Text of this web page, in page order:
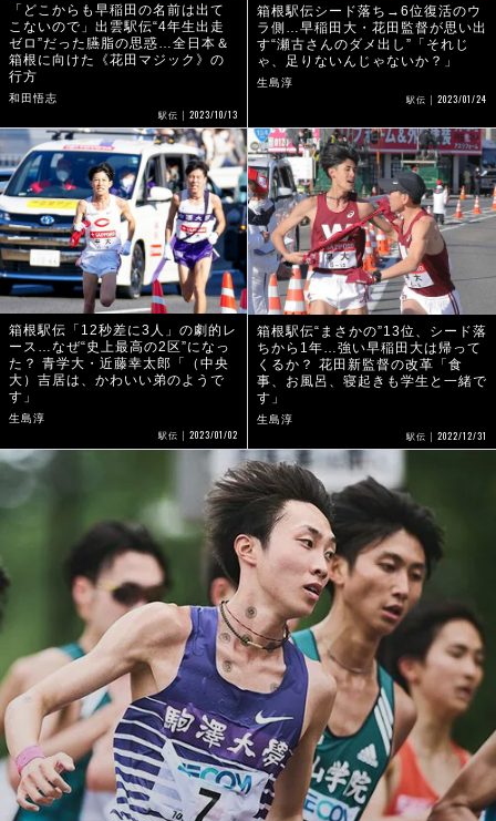
「どこからも早稲田の名前は出て
こないので」出雲駅伝“4年生出走
ゼロ”だった臙脂の思惑…全日本＆
箱根に向けた《花田マジック》の
行方
和田悟志
駅伝 2023/10/13
箱根駅伝シード落ち→6位復活のウ
ラ側…早稲田大・花田監督が思い出
す“瀬古さんのダメ出し”「それじ
ゃ、足りないんじゃないか？」
生島淳
駅伝 2023/01/24
箱根駅伝「12秒差に3人」の劇的レ
ース…なぜ“史上最高の2区”になっ
た？ 青学大・近藤幸太郎「（中央
大）吉居は、かわいい弟のようで
す」
生島淳
駅伝 2023/01/02
箱根駅伝“まさかの”13位、シード落
ちから1年…強い早稲田大は帰って
くるか？ 花田新監督の改革「食
事、お風呂、寝起きも学生と一緒で
す」
生島淳
駅伝 2022/12/31